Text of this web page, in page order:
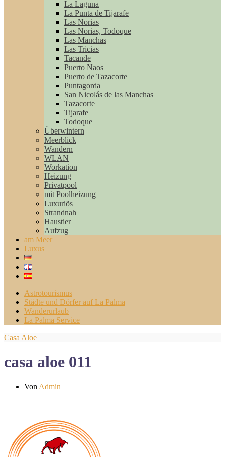
La Laguna
La Punta de Tijarafe
Las Norias
Las Norias, Todoque
Las Manchas
Las Tricias
Tacande
Puerto Naos
Puerto de Tazacorte
Puntagorda
San Nicolás de las Manchas
Tazacorte
Tijarafe
Todoque
Überwintern
Meerblick
Wandern
WLAN
Workation
Heizung
Privatpool
mit Poolheizung
Luxuriös
Strandnah
Haustier
Aufzug
am Meer
Luxus
Astrotourismus
Städte und Dörfer auf La Palma
Wanderurlaub
La Palma Service
Casa Aloe
casa aloe 011
Von Admin